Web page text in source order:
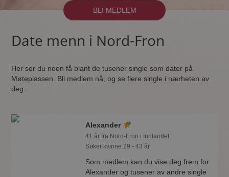
BLI MEDLEM
Date menn i Nord-Fron
Her ser du noen få blant de tusener single som dater på
Møteplassen. Bli medlem nå, og se flere single i nærheten av
deg.
Alexander
41 år fra Nord-Fron i Innlandet
Søker kvinne 29 - 43 år
Som medlem kan du vise deg frem for
Alexander og tusener av andre single